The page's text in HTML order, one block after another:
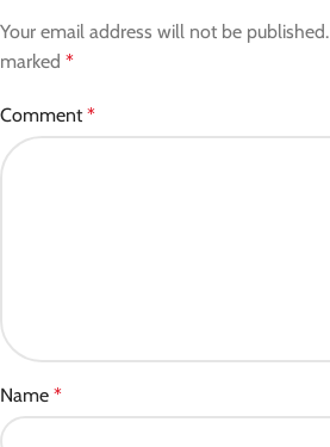
Your email address will not be published.
marked *
Comment*
Name *